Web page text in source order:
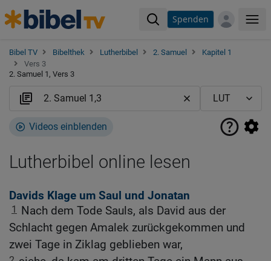
Spenden
Bibel TV Bibelthek Lutherbibel 2. Samuel
Kapitel 1
Vers 3
2. Samuel 1, Vers 3
Videos einblenden
Lutherbibel online lesen
Davids Klage um Saul und Jonatan
1
Nach dem Tode Sauls, als David aus der
Schlacht gegen Amalek zurückgekommen und
zwei Tage in Ziklag geblieben war,